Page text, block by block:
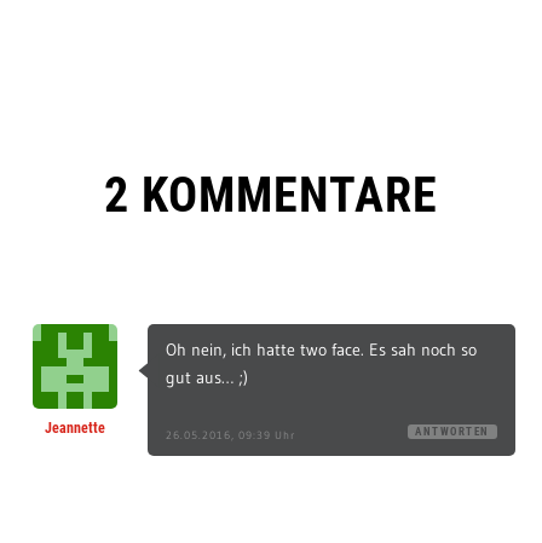
2 KOMMENTARE
Jeannette
Oh nein, ich hatte two face. Es sah noch so
gut aus… ;)
26.05.2016, 09:39 Uhr ANTWORTEN